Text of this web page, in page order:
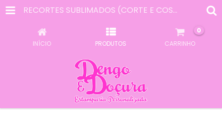
RECORTES SUBLIMADOS (CORTE E COSTURA)
INÍCIO PRODUTOS CARRINHO
0